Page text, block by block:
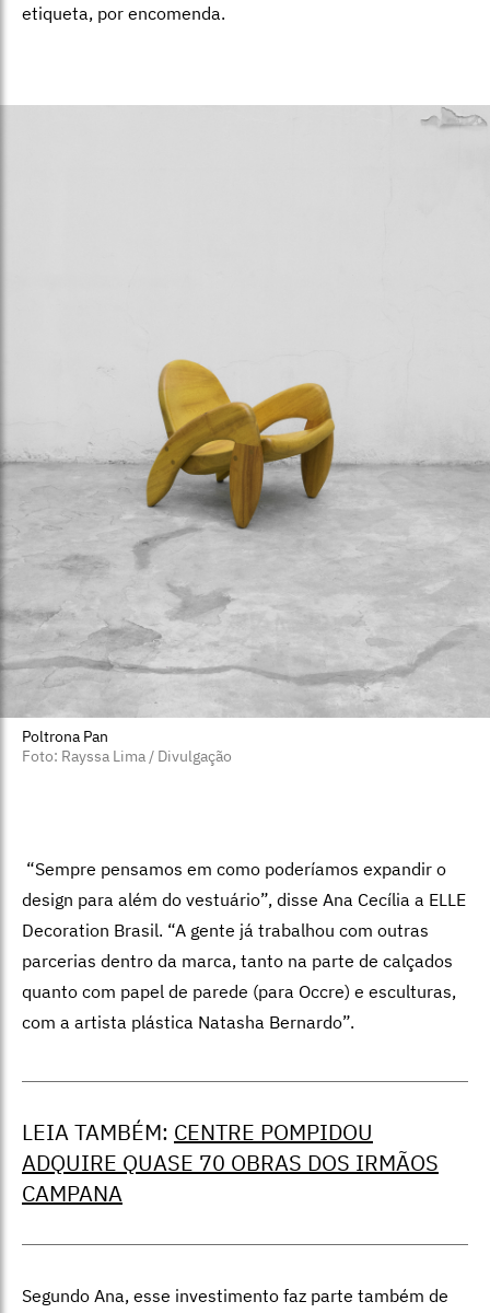
etiqueta, por encomenda.
Poltrona Pan
Foto: Rayssa Lima / Divulgação
“Sempre pensamos em como poderíamos expandir o
design para além do vestuário”, disse Ana Cecília a ELLE
Decoration Brasil. “A gente já trabalhou com outras
parcerias dentro da marca, tanto na parte de calçados
quanto com papel de parede (para Occre) e esculturas,
com a artista plástica Natasha Bernardo”.
LEIA TAMBÉM: CENTRE POMPIDOU
ADQUIRE QUASE 70 OBRAS DOS IRMÃOS
CAMPANA
Segundo Ana, esse investimento faz parte também de